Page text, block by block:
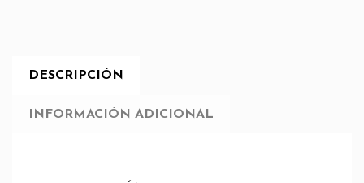
DESCRIPCIÓN
INFORMACIÓN ADICIONAL